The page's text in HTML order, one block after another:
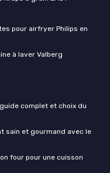
pour airfryer Philips en
à laver Valberg
complet et choix du
sain et gourmand avec le
four pour une cuisson